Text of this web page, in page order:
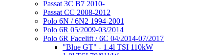
Passat 3C B7 2010-
Passat CC 2008-2012
Polo 6N / 6N2 1994-2001
Polo 6R 05/2009-03/2014
Polo 6R Facelift / 6C 04/2014-07/2017
"Blue GT" - 1.4l TSI 110kW